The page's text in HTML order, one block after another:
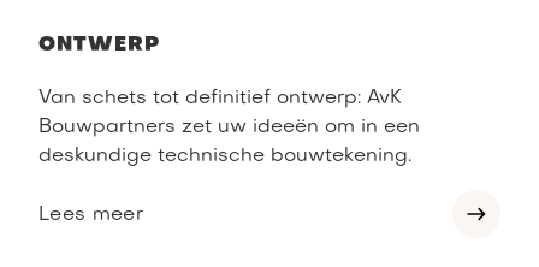
ONTWERP
Van schets tot definitief ontwerp: AvK
Bouwpartners zet uw ideeën om in een
deskundige technische bouwtekening.
Lees meer